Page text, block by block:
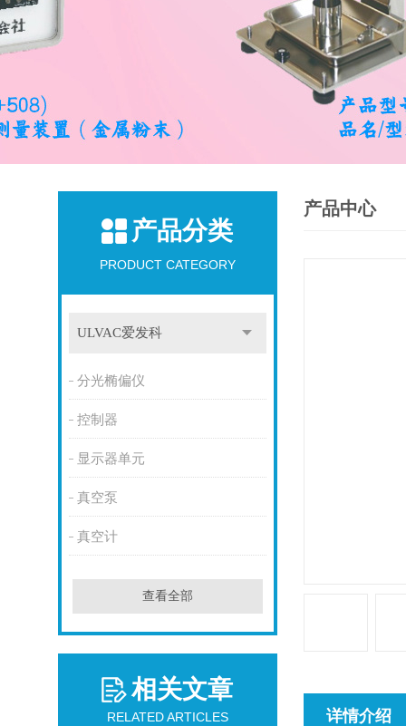
产品分类
PRODUCT CATEGORY
ULVAC爱发科
分光椭偏仪
控制器
显示器单元
真空泵
真空计
查看全部
相关文章
RELATED ARTICLES
产品中心
详情介绍